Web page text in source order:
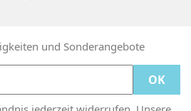
und Sonderangebote